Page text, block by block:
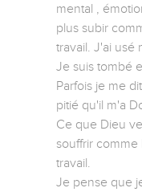
mental ,
plus subir
travail. J'ai usé
Je suis tombé
Parfois je me
pitié qu'il m'a
Ce que Dieu
souffrir
travail.
Je pense que